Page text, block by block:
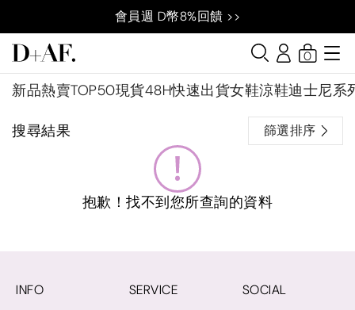
會員週 D幣8%回饋 >>
新品熱賣TOP50現貨48H快速出貨女鞋涼鞋迪士尼系
0
搜尋結果 篩選排序
抱歉！找不到您所查詢的資料
INFO
SERVICE
SOCIAL